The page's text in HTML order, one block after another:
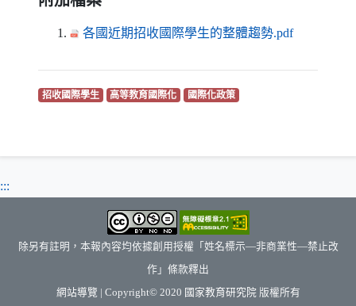
各國近期招收國際學生的整體趨勢.pdf（另開新
招收國際學生（另開新視窗）
高等教育國際化（另開新視窗）
國際化政策（另開新視窗）
:::
除另有註明，本報內容均依據創用授權「姓名標示—非商業性—禁止改
作」條款釋出
網站導覽 | Copyright© 2020 國家教育研究院（另開新視窗）
版權所有